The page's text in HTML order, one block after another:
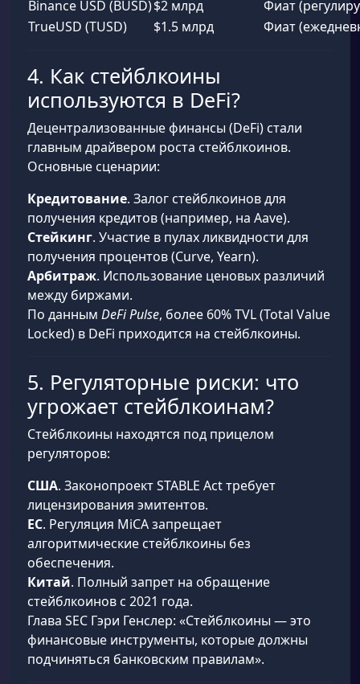
Binance USD (BUSD)$2 млрд
Фиат
TrueUSD (TUSD)
$1.5 млрд Фиат
4. Как стейблкоины
используются в DeFi?
Децентрализованные финансы (DeFi) стали
главным драйвером роста стейблкоинов.
Основные сценарии:
Кредитование. Залог стейблкоинов для
получения кредитов (например, на Aave).
Стейкинг. Участие в пулах ликвидности для
получения процентов (Curve, Yearn).
Арбитраж. Использование ценовых различий
между биржами.
По данным DeFi Pulse, более 60% TVL (Total Value
Locked) в DeFi приходится на стейблкоины.
5. Регуляторные риски: что
угрожает стейблкоинам?
Стейблкоины находятся под прицелом
регуляторов:
США. Законопроект STABLE Act требует
лицензирования эмитентов.
ЕС. Регуляция MiCA запрещает
алгоритмические стейблкоины без
обеспечения.
Китай. Полный запрет на обращение
стейблкоинов с 2021 года.
Глава SEC Гэри Генслер: «Стейблкоины — это
финансовые инструменты, которые должны
подчиняться банковским правилам».